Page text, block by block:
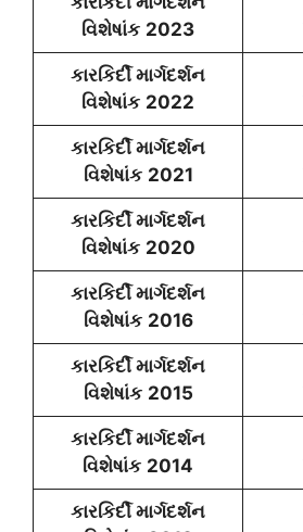
વિશેષાંક 2023
કારકિર્દી માર્ગદર્શન
વિશેષાંક 2022
કારકિર્દી માર્ગદર્શન
વિશેષાંક 2021
કારકિર્દી માર્ગદર્શન
વિશેષાંક 2020
કારકિર્દી માર્ગદર્શન
વિશેષાંક 2016
કારકિર્દી માર્ગદર્શન
વિશેષાંક 2015
કારકિર્દી માર્ગદર્શન
વિશેષાંક 2014
કારકિર્દી માર્ગદર્શન